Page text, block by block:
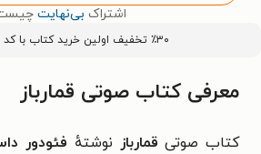
اشتراک بی‌نهایت
٪۳۰ تخفیف اولین خرید کتاب با کد
معرفی کتاب صوتی قمارباز
کتاب صوتی قمارباز نوشتهٔ فئودور